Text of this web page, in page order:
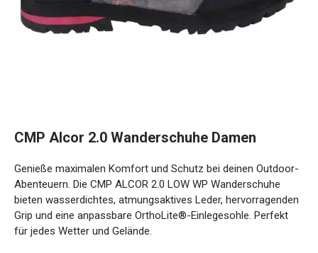
Outdoor-Abenteuern. Die CMP ALCOR 2.0 LOW WP
Wanderschuhe bieten wasserdichtes, atmungsaktives
Leder, hervorragenden Grip und eine anpassbare
OrthoLite®-Einlegesohle. Perfekt für jedes Wetter und
Gelände.